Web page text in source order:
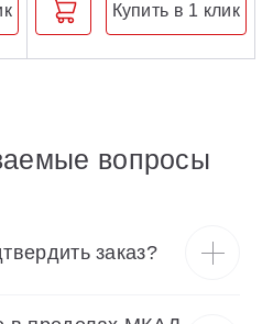
Купить в 1 клик
вопросы
заказ?